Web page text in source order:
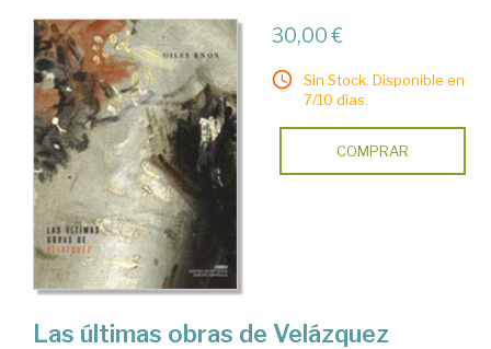
30,00 €
Sin Stock. Disponible en
7/10 días.
COMPRAR
Las últimas obras de Velázquez